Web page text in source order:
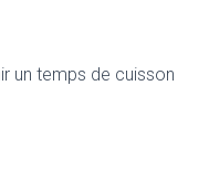
un temps de cuisson